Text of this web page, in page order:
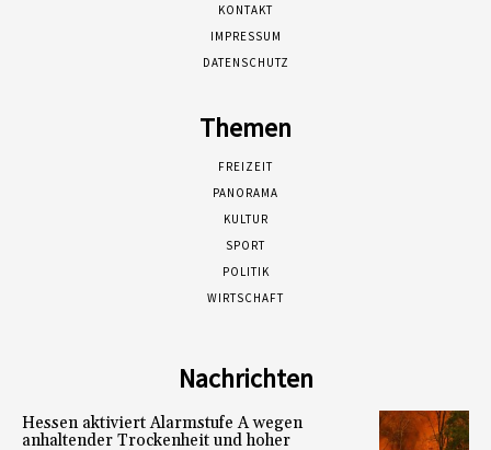
KONTAKT
IMPRESSUM
DATENSCHUTZ
Themen
FREIZEIT
PANORAMA
KULTUR
SPORT
POLITIK
WIRTSCHAFT
Nachrichten
Hessen aktiviert Alarmstufe A wegen
anhaltender Trockenheit und hoher